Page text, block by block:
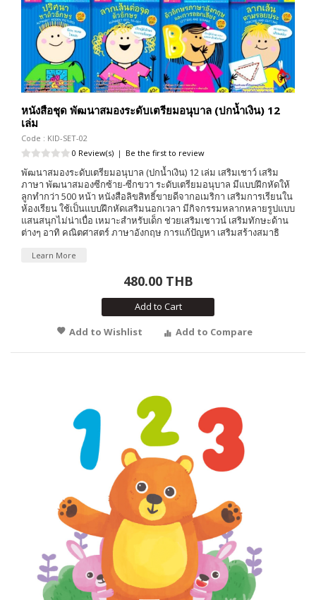
หนังสือชุด พัฒนาสมองระดับเตรียมอนุบาล (ปกน้ำเงิน) 12
เล่ม
Code : KID-SET-02
0 Review(s) | Be the first to review
พัฒนาสมองระดับเตรียมอนุบาล (ปกน้ำเงิน) 12 เล่ม เสริมเชาว์ เสริม
ภาษา พัฒนาสมองซีกซ้าย-ซีกขวา ระดับเตรียมอนุบาล มีแบบฝึกหัดให้
ลูกทำกว่า 500 หน้า หนังสือลิขสิทธิ์ขายดีจากอเมริกา เสริมการเรียนใน
ห้องเรียน ใช้เป็นแบบฝึกหัดเสริมนอกเวลา มีกิจกรรมหลากหลายรูปแบบ
แสนสนุกไม่น่าเบื่อ เหมาะสำหรับเด็ก ช่วยเสริมเชาวน์ เสริมทักษะด้าน
ต่างๆ อาทิ คณิตศาสตร์ ภาษาอังกฤษ การแก้ปัญหา เสริมสร้างสมาธิ
Learn More
480.00 THB
Add to Cart
Add to Wishlist
Add to Compare